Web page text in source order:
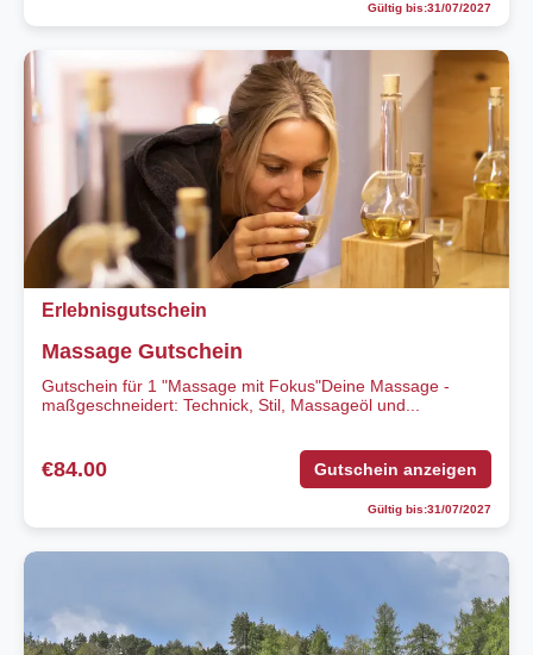
Gültig bis:31/07/2027
Erlebnisgutschein
Massage Gutschein
Gutschein für 1 "Massage mit Fokus"Deine Massage -
maßgeschneidert: Technick, Stil, Massageöl und...
€84.00 Gutschein anzeigen
Gültig bis:31/07/2027